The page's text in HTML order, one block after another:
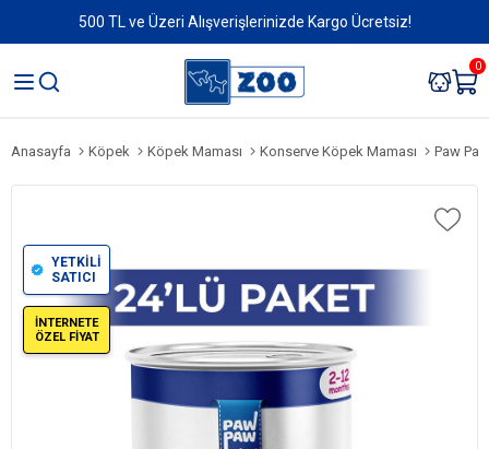
500 TL ve Üzeri Alışverişlerinizde Kargo Ücretsiz!
0
Anasayfa Köpek Köpek Maması Konserve Köpek Maması Paw
YETKİLİ
SATICI
İNTERNETE
ÖZEL FİYAT